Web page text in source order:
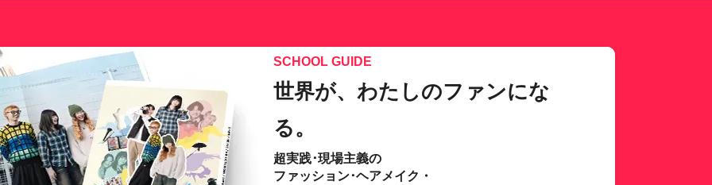
SCHOOL GUIDE
世界が、わたしのファンにな
る。
超実践･現場主義の
ファッション･ヘアメイク・